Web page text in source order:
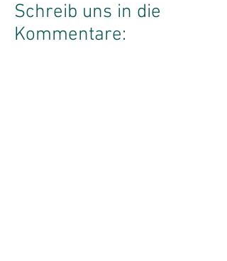
Schreib uns in die
Kommentare: